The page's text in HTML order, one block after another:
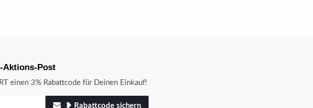
Aktions-Post
einen 3% Rabattcode für Deinen Einkauf!
❥ Rabattcode sichern